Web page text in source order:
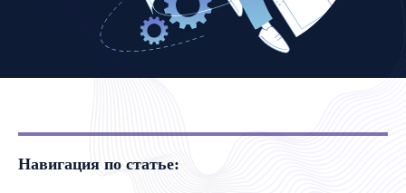
Навигация по статье: